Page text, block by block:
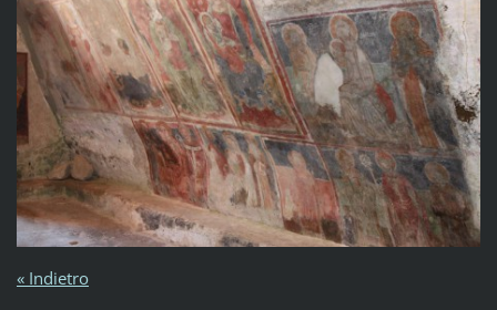
« Indietro